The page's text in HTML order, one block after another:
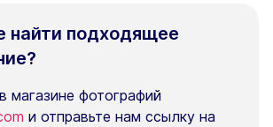
найти подходящее
магазине фотографий
и отправьте нам ссылку на